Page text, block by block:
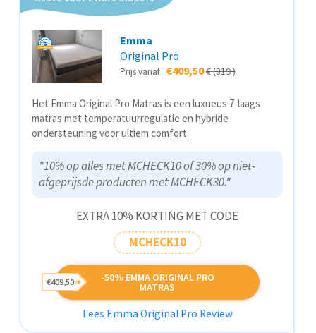
Emma
Original Pro
Prijs vanaf €409,50€ (819 )
Het Emma Original Pro Matras is een luxueus 7-laags
matras met temperatuurregulatie en hybride
ondersteuning voor ultiem comfort.
"10% op alles met MCHECK10 of 30% op niet-
afgeprijsde producten met MCHECK30."
EXTRA 10% KORTING MET CODE
MCHECK10
-50% EMMA ORIGINAL PRO
MATRAS
€409,50
Lees Emma Original Pro Review